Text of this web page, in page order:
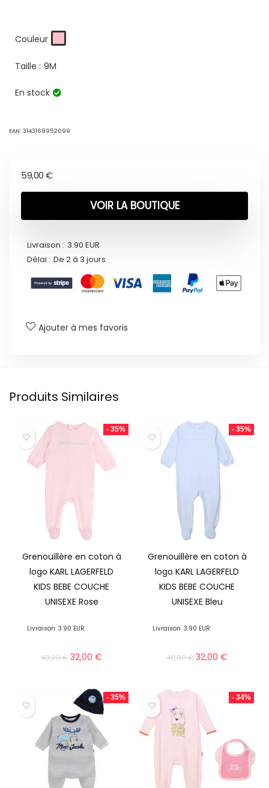
Couleur
Taille : 9M
En stock
EAN: 3143168952099
59,00 €
VOIR LA BOUTIQUE
Livraison : 3.90 EUR
Délai : De 2 à 3 jours
Ajouter à mes favoris
Produits Similaires
- 35%
Grenouillère en coton à
logo KARL LAGERFELD
KIDS BEBE COUCHE
UNISEXE Rose
Livraison 3.90 EUR
49,00€ 32,00€
- 35%
Grenouillère en coton à
logo KARL LAGERFELD
KIDS BEBE COUCHE
UNISEXE Bleu
Livraison 3.90 EUR
49,00€ 32,00€
- 35% - 34%